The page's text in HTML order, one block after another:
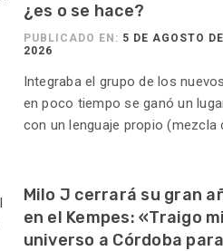
¿es o se hace?
PUBLICADO EN: 5 DE AGOSTO DE
2026
Integraba el grupo de los
en poco tiempo se ganó un
con un lenguaje propio (mezcla
Milo J cerrará su gran
en el Kempes: «Traigo mi
universo a Córdoba para